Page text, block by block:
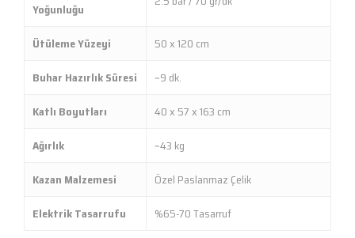
Yoğunluğu
Ütüleme Yüzeyi
50 x 120 cm
Buhar Hazırlık Süresi
~9 dk.
Katlı Boyutları
40 x 57 x 163 cm
Ağırlık
~43 kg
Kazan Malzemesi
Özel Paslanmaz Çelik
Elektrik Tasarrufu
%65-70 Tasarruf